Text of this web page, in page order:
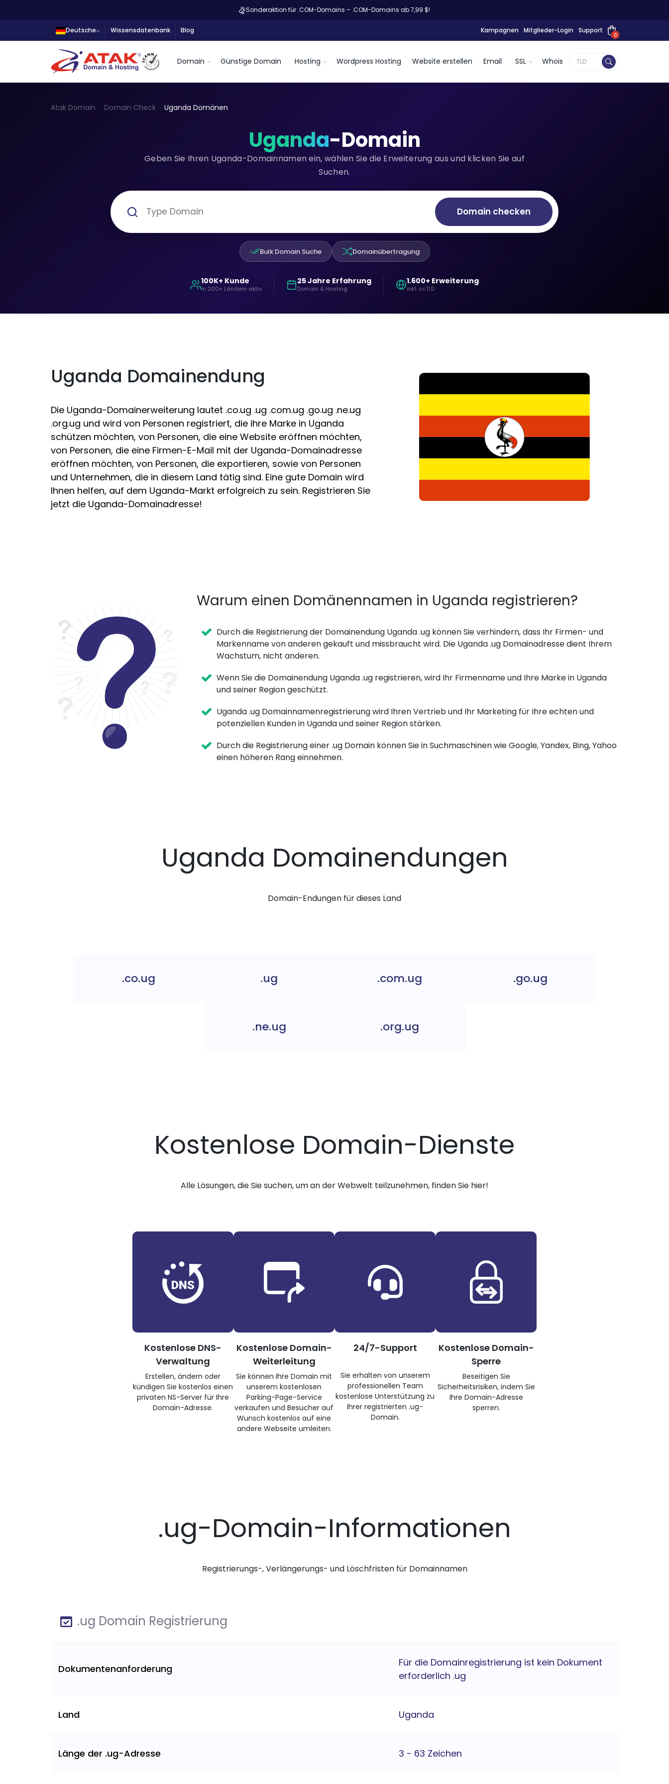
Sonderaktion für .COM-Domains – .COM-Domains ab 7,99 $!
Deutsche Wissensdatenbank Blog Kampagnen Mitglieder-Login Support
0
Domain Günstige Domain Hosting Wordpress Hosting Website erstellen Email SSL Whois
Atak Domain Domain Check Uganda Domänen
Uganda-Domain
Geben Sie Ihren Uganda-Domainnamen ein, wählen Sie die Erweiterung aus und klicken Sie auf
Suchen.
Domain checken
Bulk Domain Suche Domainübertragung
100K+ Kunde
in 200+ Ländern aktiv
25 Jahre Erfahrung
Domain & Hosting
1.600+ Erweiterung
inkl. ccTLD
Uganda Domainendung
Die Uganda-Domainerweiterung lautet .co.ug .ug .com.ug .go.ug .ne.ug
.org.ug und wird von Personen registriert, die ihre Marke in Uganda
schützen möchten, von Personen, die eine Website eröffnen möchten,
von Personen, die eine Firmen-E-Mail mit der Uganda-Domainadresse
eröffnen möchten, von Personen, die exportieren, sowie von Personen
und Unternehmen, die in diesem Land tätig sind. Eine gute Domain wird
Ihnen helfen, auf dem Uganda-Markt erfolgreich zu sein. Registrieren Sie
jetzt die Uganda-Domainadresse!
Warum einen Domänennamen in Uganda registrieren?
Durch die Registrierung der Domainendung Uganda .ug können Sie verhindern, dass Ihr Firmen- und
Markenname von anderen gekauft und missbraucht wird. Die Uganda .ug Domainadresse dient Ihrem
Wachstum, nicht anderen.
Wenn Sie die Domainendung Uganda .ug registrieren, wird Ihr Firmenname und Ihre Marke in Uganda
und seiner Region geschützt.
Uganda .ug Domainnamenregistrierung wird Ihren Vertrieb und Ihr Marketing für Ihre echten und
potenziellen Kunden in Uganda und seiner Region stärken.
Durch die Registrierung einer .ug Domain können Sie in Suchmaschinen wie Google, Yandex, Bing, Yahoo
einen höheren Rang einnehmen.
Uganda Domainendungen
Domain-Endungen für dieses Land
.co.ug .ug .com.ug .go.ug
.ne.ug .org.ug
Kostenlose Domain-Dienste
Alle Lösungen, die Sie suchen, um an der Webwelt teilzunehmen, finden Sie hier!
Kostenlose DNS-
Verwaltung
Erstellen, ändern oder
kündigen Sie kostenlos einen
privaten NS-Server für Ihre
Domain-Adresse.
Kostenlose Domain-
Weiterleitung
Sie können Ihre Domain mit
unserem kostenlosen
Parking-Page-Service
verkaufen und Besucher auf
Wunsch kostenlos auf eine
andere Webseite umleiten.
24/7-Support
Sie erhalten von unserem
professionellen Team
kostenlose Unterstützung zu
Ihrer registrierten .ug-
Domain.
Kostenlose Domain-
Sperre
Beseitigen Sie
Sicherheitsrisiken, indem Sie
Ihre Domain-Adresse
sperren.
.ug-Domain-Informationen
Registrierungs-, Verlängerungs- und Löschfristen für Domainnamen
.ug Domain Registrierung
Dokumentenanforderung
Für die Domainregistrierung ist kein Dokument
erforderlich .ug
Land Uganda
Länge der .ug-Adresse 3 - 63 Zeichen